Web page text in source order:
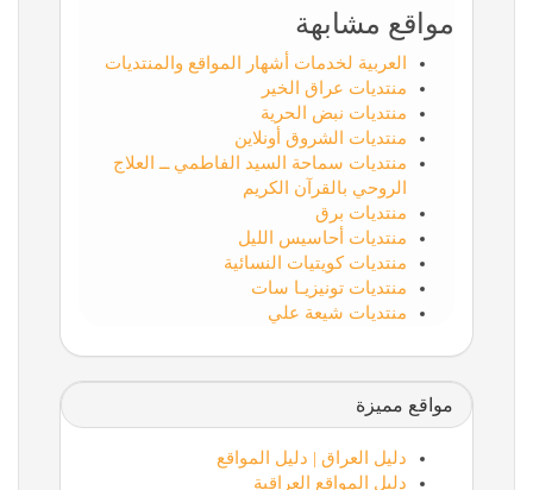
مواقع مشابهة
العربية لخدمات أشهار المواقع والمنتديات
منتديات عراق الخير
منتديات نبض الحرية
منتديات الشروق أونلاين
منتديات سماحة السيد الفاطمي ــ العلاج
الروحي بالقرآن الكريم
منتديات برق
منتديات أحاسيس الليل
منتديات كويتيات النسائية
منتديات تونيزيـا سات
منتديات شيعة علي
مواقع مميزة
دليل العراق | دليل المواقع
دليل المواقع العراقية